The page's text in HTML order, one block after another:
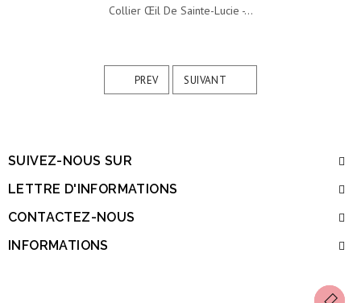
Collier Œil De Sainte-Lucie -...
PREV SUIVANT
SUIVEZ-NOUS SUR
LETTRE D'INFORMATIONS
CONTACTEZ-NOUS
INFORMATIONS